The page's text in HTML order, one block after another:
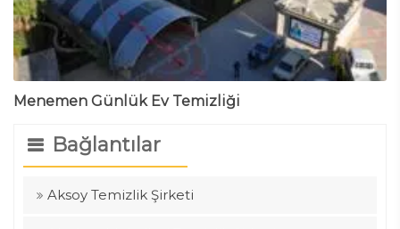
Menemen Günlük Ev Temizliği
Bağlantılar
Aksoy Temizlik Şirketi